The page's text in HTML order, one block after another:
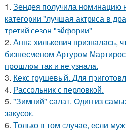
1. Зендея получила
категории "лучшая актриса в
третий сезон "эйфории".
2. Анна хилькевич призналась,
бизнесменом Артуром
прошлом так и не узнала.
3. Кекс грушевый. Для
4. Рассольник с перловкой.
5. "Зимний" салат. Один из
закусок.
6. Только в том случае, если